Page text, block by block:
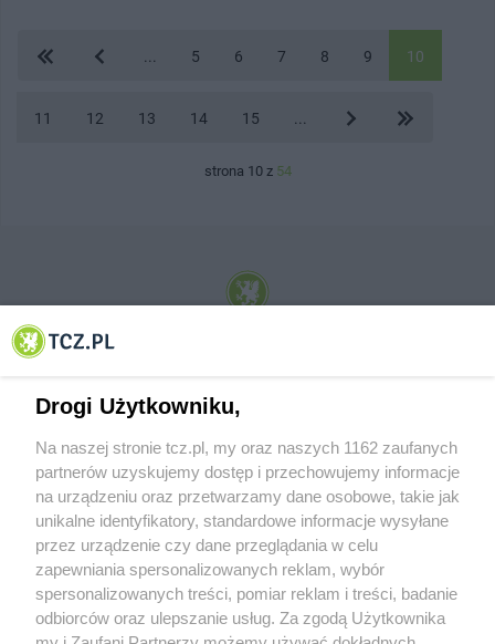
5 6 7 8 9 10
11 12 13 14 15
strona 10 z 54
© 2001-2026 Tczew - TCZ.PL Sp. z o.o. Internetowy Serwis Informacyjny Miasta
O FIRMIE POLITYKA PRYWATNOŚCI HOSTING
REKLAMA WSPÓŁPRACA RSS FACEBOOK KONTAKT
Drogi Użytkowniku,
Na naszej stronie tcz.pl, my oraz naszych 1162 zaufanych
partnerów uzyskujemy dostęp i przechowujemy informacje
na urządzeniu oraz przetwarzamy dane osobowe, takie jak
unikalne identyfikatory, standardowe informacje wysyłane
przez urządzenie czy dane przeglądania w celu
zapewniania spersonalizowanych reklam, wybór
spersonalizowanych treści, pomiar reklam i treści, badanie
odbiorców oraz ulepszanie usług. Za zgodą Użytkownika